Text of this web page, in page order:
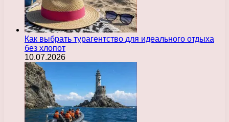
Как выбрать турагентство для идеального отдыха
без хлопот
10.07.2026